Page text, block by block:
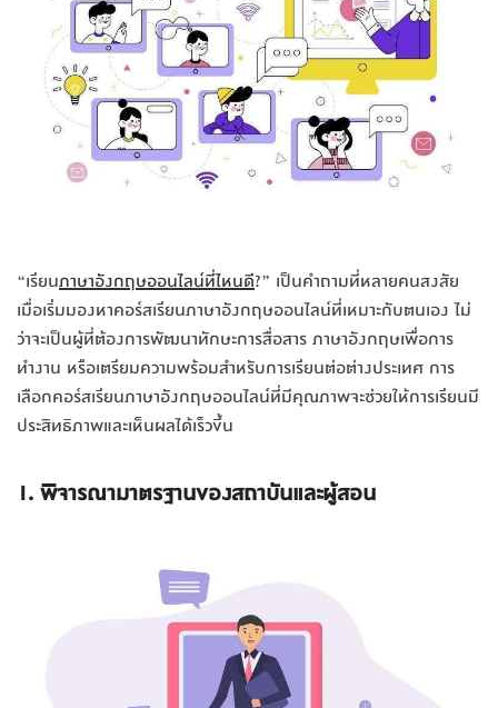
“เรียนภาษาอังกฤษออนไลน์ที่ไหนดี?” เป็นคำถามที่หลายคนสงสัย
เมื่อเริ่มมองหาคอร์สเรียนภาษาอังกฤษออนไลน์ที่เหมาะกับตนเอง ไม่
ว่าจะเป็นผู้ที่ต้องการพัฒนาทักษะการสื่อสาร ภาษาอังกฤษเพื่อการ
ทำงาน หรือเตรียมความพร้อมสำหรับการเรียนต่อต่างประเทศ การ
เลือกคอร์สเรียนภาษาอังกฤษออนไลน์ที่มีคุณภาพจะช่วยให้การเรียนมี
ประสิทธิภาพและเห็นผลได้เร็วขึ้น
1. พิจารณามาตรฐานของสถาบันและผู้สอน